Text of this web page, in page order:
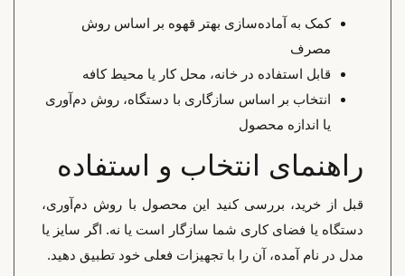
کمک به آماده‌سازی بهتر قهوه بر اساس روش
مصرف
قابل استفاده در خانه، محل کار یا محیط کافه
انتخاب بر اساس سازگاری با دستگاه، روش دم‌آوری
یا اندازه محصول
راهنمای انتخاب و استفاده
قبل از خرید، بررسی کنید این محصول با روش دم‌آوری،
دستگاه یا فضای کاری شما سازگار است یا نه. اگر سایز یا
مدل در نام آمده، آن را با تجهیزات فعلی خود تطبیق دهید.